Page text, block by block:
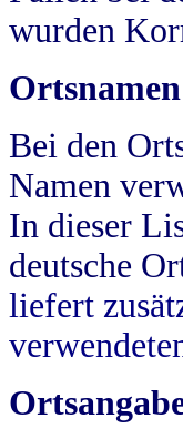
wurden
Ortsnamen
Bei den
Namen
In dieser
deutsche
liefert